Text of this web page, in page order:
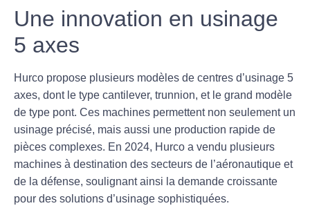
Une innovation en usinage
5 axes
Hurco propose plusieurs modèles de centres d’usinage 5
axes, dont le type cantilever, trunnion, et le grand modèle
de type pont. Ces machines permettent non seulement un
usinage précisé, mais aussi une production rapide de
pièces complexes. En 2024, Hurco a vendu plusieurs
machines à destination des secteurs de l’aéronautique et
de la défense, soulignant ainsi la demande croissante
pour des solutions d’usinage sophistiquées.